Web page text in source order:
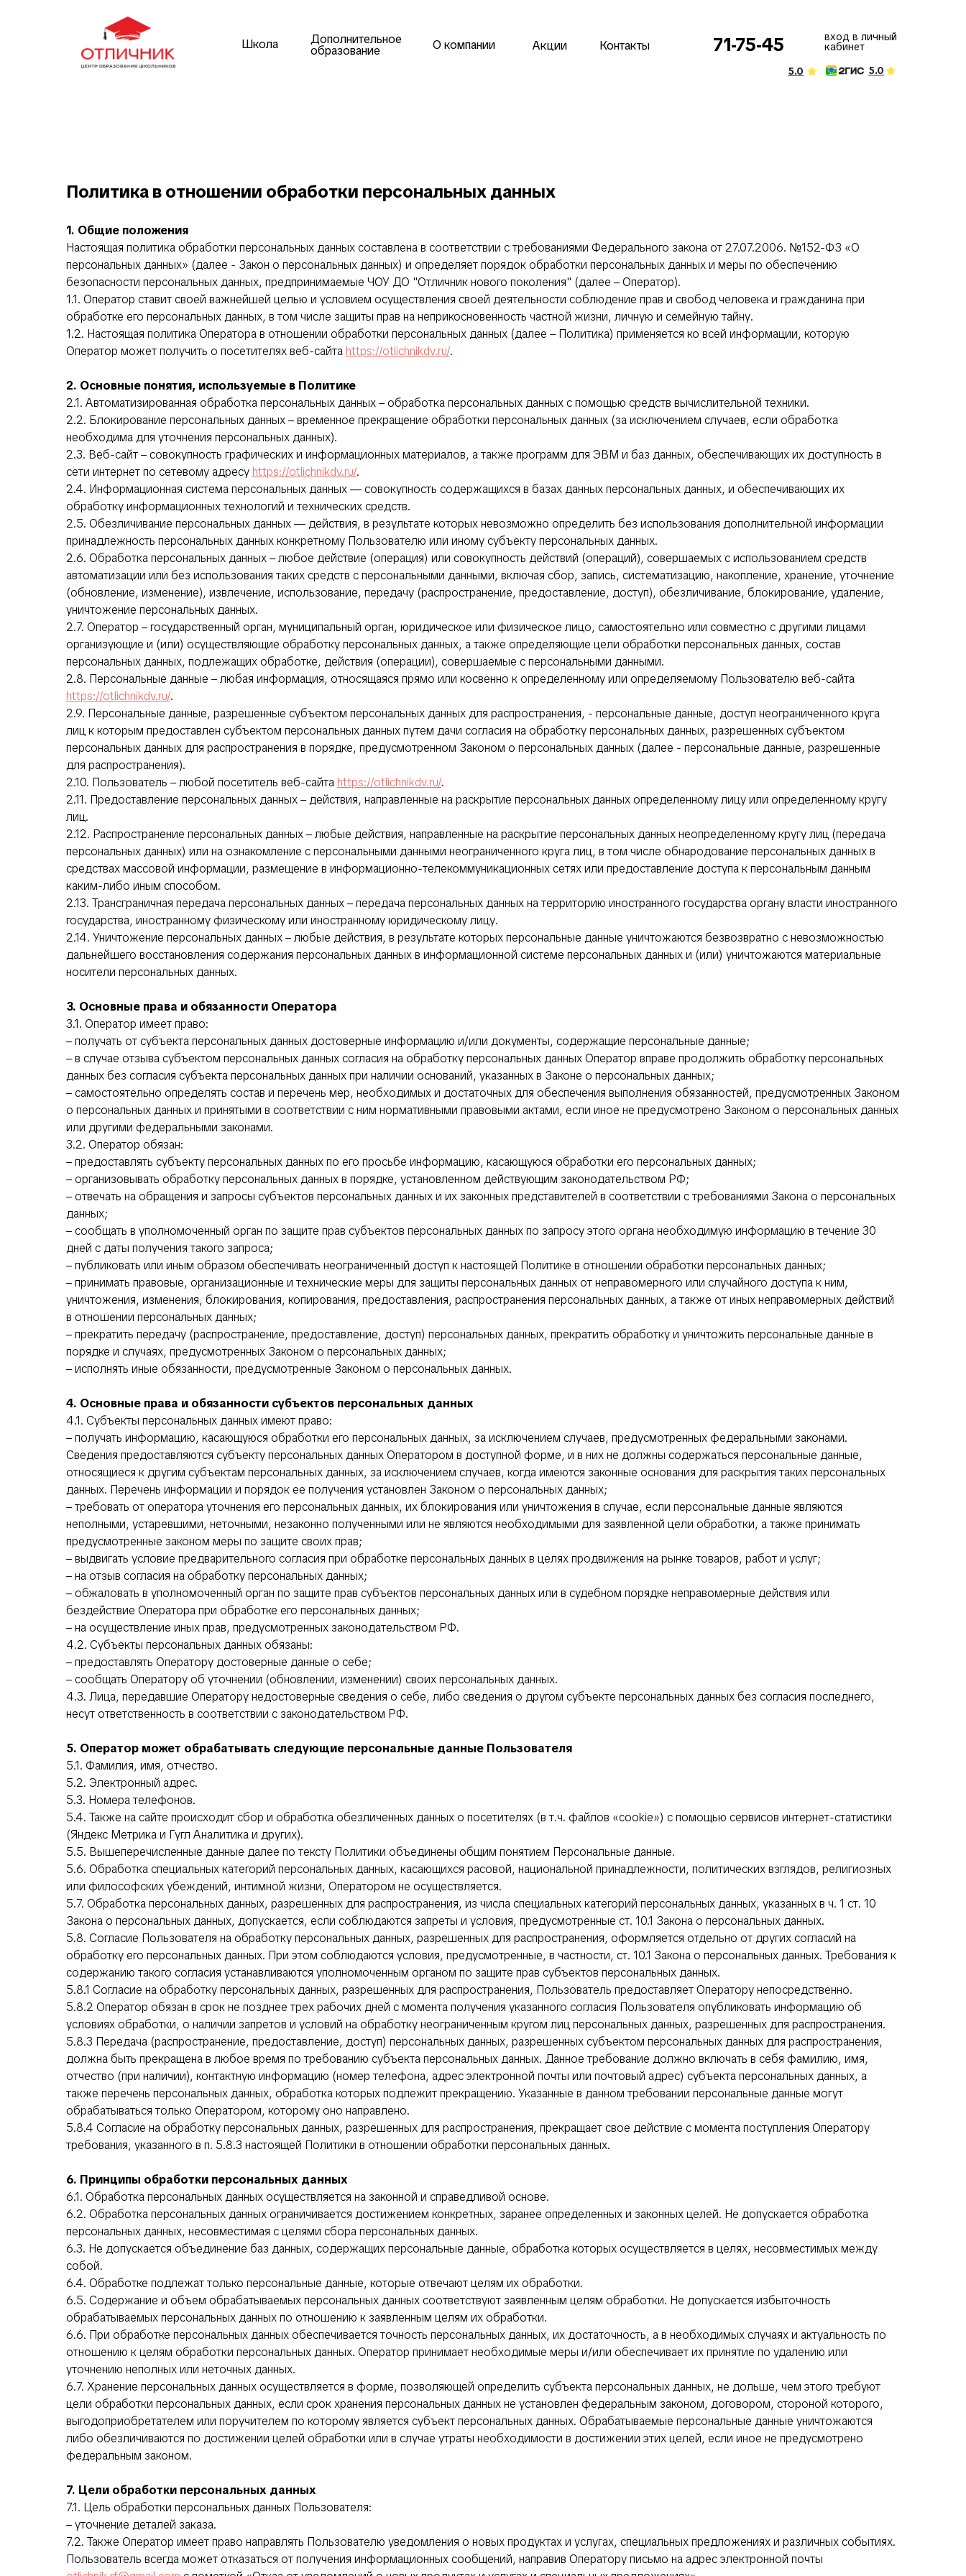
О компании Акции Контакты 71-75-45
Школа Дополнительное
образование
5.0 5.0
вход в личный
кабинет
Политика в отношении обработки персональных данных
1. Общие положения
Настоящая политика обработки персональных данных составлена в соответствии с требованиями Федерального закона от 27.07.2006. №152-ФЗ «О
персональных данных» (далее - Закон о персональных данных) и определяет порядок обработки персональных данных и меры по обеспечению
безопасности персональных данных, предпринимаемые ЧОУ ДО "Отличник нового поколения" (далее – Оператор).
1.1. Оператор ставит своей важнейшей целью и условием осуществления своей деятельности соблюдение прав и свобод человека и гражданина при
обработке его персональных данных, в том числе защиты прав на неприкосновенность частной жизни, личную и семейную тайну.
1.2. Настоящая политика Оператора в отношении обработки персональных данных (далее – Политика) применяется ко всей информации, которую
Оператор может получить о посетителях веб-сайта https://otlichnikdv.ru/.
2. Основные понятия, используемые в Политике
2.1. Автоматизированная обработка персональных данных – обработка персональных данных с помощью средств вычислительной техники.
2.2. Блокирование персональных данных – временное прекращение обработки персональных данных (за исключением случаев, если обработка
необходима для уточнения персональных данных).
2.3. Веб-сайт – совокупность графических и информационных материалов, а также программ для ЭВМ и баз данных, обеспечивающих их доступность в
сети интернет по сетевому адресу https://otlichnikdv.ru/.
2.4. Информационная система персональных данных — совокупность содержащихся в базах данных персональных данных, и обеспечивающих их
обработку информационных технологий и технических средств.
2.5. Обезличивание персональных данных — действия, в результате которых невозможно определить без использования дополнительной информации
принадлежность персональных данных конкретному Пользователю или иному субъекту персональных данных.
2.6. Обработка персональных данных – любое действие (операция) или совокупность действий (операций), совершаемых с использованием средств
автоматизации или без использования таких средств с персональными данными, включая сбор, запись, систематизацию, накопление, хранение, уточнение
(обновление, изменение), извлечение, использование, передачу (распространение, предоставление, доступ), обезличивание, блокирование, удаление,
уничтожение персональных данных.
2.7. Оператор – государственный орган, муниципальный орган, юридическое или физическое лицо, самостоятельно или совместно с другими лицами
организующие и (или) осуществляющие обработку персональных данных, а также определяющие цели обработки персональных данных, состав
персональных данных, подлежащих обработке, действия (операции), совершаемые с персональными данными.
2.8. Персональные данные – любая информация, относящаяся прямо или косвенно к определенному или определяемому Пользователю веб-сайта
https://otlichnikdv.ru/.
2.9. Персональные данные, разрешенные субъектом персональных данных для распространения, - персональные данные, доступ неограниченного круга
лиц к которым предоставлен субъектом персональных данных путем дачи согласия на обработку персональных данных, разрешенных субъектом
персональных данных для распространения в порядке, предусмотренном Законом о персональных данных (далее - персональные данные, разрешенные
для распространения).
2.10. Пользователь – любой посетитель веб-сайта https://otlichnikdv.ru/.
2.11. Предоставление персональных данных – действия, направленные на раскрытие персональных данных определенному лицу или определенному кругу
лиц.
2.12. Распространение персональных данных – любые действия, направленные на раскрытие персональных данных неопределенному кругу лиц (передача
персональных данных) или на ознакомление с персональными данными неограниченного круга лиц, в том числе обнародование персональных данных в
средствах массовой информации, размещение в информационно-телекоммуникационных сетях или предоставление доступа к персональным данным
каким-либо иным способом.
2.13. Трансграничная передача персональных данных – передача персональных данных на территорию иностранного государства органу власти иностранного
государства, иностранному физическому или иностранному юридическому лицу.
2.14. Уничтожение персональных данных – любые действия, в результате которых персональные данные уничтожаются безвозвратно с невозможностью
дальнейшего восстановления содержания персональных данных в информационной системе персональных данных и (или) уничтожаются материальные
носители персональных данных.
3. Основные права и обязанности Оператора
3.1. Оператор имеет право:
– получать от субъекта персональных данных достоверные информацию и/или документы, содержащие персональные данные;
– в случае отзыва субъектом персональных данных согласия на обработку персональных данных Оператор вправе продолжить обработку персональных
данных без согласия субъекта персональных данных при наличии оснований, указанных в Законе о персональных данных;
– самостоятельно определять состав и перечень мер, необходимых и достаточных для обеспечения выполнения обязанностей, предусмотренных Законом
о персональных данных и принятыми в соответствии с ним нормативными правовыми актами, если иное не предусмотрено Законом о персональных данных
или другими федеральными законами.
3.2. Оператор обязан:
– предоставлять субъекту персональных данных по его просьбе информацию, касающуюся обработки его персональных данных;
– организовывать обработку персональных данных в порядке, установленном действующим законодательством РФ;
– отвечать на обращения и запросы субъектов персональных данных и их законных представителей в соответствии с требованиями Закона о персональных
данных;
– сообщать в уполномоченный орган по защите прав субъектов персональных данных по запросу этого органа необходимую информацию в течение 30
дней с даты получения такого запроса;
– публиковать или иным образом обеспечивать неограниченный доступ к настоящей Политике в отношении обработки персональных данных;
– принимать правовые, организационные и технические меры для защиты персональных данных от неправомерного или случайного доступа к ним,
уничтожения, изменения, блокирования, копирования, предоставления, распространения персональных данных, а также от иных неправомерных действий
в отношении персональных данных;
– прекратить передачу (распространение, предоставление, доступ) персональных данных, прекратить обработку и уничтожить персональные данные в
порядке и случаях, предусмотренных Законом о персональных данных;
– исполнять иные обязанности, предусмотренные Законом о персональных данных.
4. Основные права и обязанности субъектов персональных данных
4.1. Субъекты персональных данных имеют право:
– получать информацию, касающуюся обработки его персональных данных, за исключением случаев, предусмотренных федеральными законами.
Сведения предоставляются субъекту персональных данных Оператором в доступной форме, и в них не должны содержаться персональные данные,
относящиеся к другим субъектам персональных данных, за исключением случаев, когда имеются законные основания для раскрытия таких персональных
данных. Перечень информации и порядок ее получения установлен Законом о персональных данных;
– требовать от оператора уточнения его персональных данных, их блокирования или уничтожения в случае, если персональные данные являются
неполными, устаревшими, неточными, незаконно полученными или не являются необходимыми для заявленной цели обработки, а также принимать
предусмотренные законом меры по защите своих прав;
– выдвигать условие предварительного согласия при обработке персональных данных в целях продвижения на рынке товаров, работ и услуг;
– на отзыв согласия на обработку персональных данных;
– обжаловать в уполномоченный орган по защите прав субъектов персональных данных или в судебном порядке неправомерные действия или
бездействие Оператора при обработке его персональных данных;
– на осуществление иных прав, предусмотренных законодательством РФ.
4.2. Субъекты персональных данных обязаны:
– предоставлять Оператору достоверные данные о себе;
– сообщать Оператору об уточнении (обновлении, изменении) своих персональных данных.
4.3. Лица, передавшие Оператору недостоверные сведения о себе, либо сведения о другом субъекте персональных данных без согласия последнего,
несут ответственность в соответствии с законодательством РФ.
5. Оператор может обрабатывать следующие персональные данные Пользователя
5.1. Фамилия, имя, отчество.
5.2. Электронный адрес.
5.3. Номера телефонов.
5.4. Также на сайте происходит сбор и обработка обезличенных данных о посетителях (в т.ч. файлов «cookie») с помощью сервисов интернет-статистики
(Яндекс Метрика и Гугл Аналитика и других).
5.5. Вышеперечисленные данные далее по тексту Политики объединены общим понятием Персональные данные.
5.6. Обработка специальных категорий персональных данных, касающихся расовой, национальной принадлежности, политических взглядов, религиозных
или философских убеждений, интимной жизни, Оператором не осуществляется.
5.7. Обработка персональных данных, разрешенных для распространения, из числа специальных категорий персональных данных, указанных в ч. 1 ст. 10
Закона о персональных данных, допускается, если соблюдаются запреты и условия, предусмотренные ст. 10.1 Закона о персональных данных.
5.8. Согласие Пользователя на обработку персональных данных, разрешенных для распространения, оформляется отдельно от других согласий на
обработку его персональных данных. При этом соблюдаются условия, предусмотренные, в частности, ст. 10.1 Закона о персональных данных. Требования к
содержанию такого согласия устанавливаются уполномоченным органом по защите прав субъектов персональных данных.
5.8.1 Согласие на обработку персональных данных, разрешенных для распространения, Пользователь предоставляет Оператору непосредственно.
5.8.2 Оператор обязан в срок не позднее трех рабочих дней с момента получения указанного согласия Пользователя опубликовать информацию об
условиях обработки, о наличии запретов и условий на обработку неограниченным кругом лиц персональных данных, разрешенных для распространения.
5.8.3 Передача (распространение, предоставление, доступ) персональных данных, разрешенных субъектом персональных данных для распространения,
должна быть прекращена в любое время по требованию субъекта персональных данных. Данное требование должно включать в себя фамилию, имя,
отчество (при наличии), контактную информацию (номер телефона, адрес электронной почты или почтовый адрес) субъекта персональных данных, а
также перечень персональных данных, обработка которых подлежит прекращению. Указанные в данном требовании персональные данные могут
обрабатываться только Оператором, которому оно направлено.
5.8.4 Согласие на обработку персональных данных, разрешенных для распространения, прекращает свое действие с момента поступления Оператору
требования, указанного в п. 5.8.3 настоящей Политики в отношении обработки персональных данных.
6. Принципы обработки персональных данных
6.1. Обработка персональных данных осуществляется на законной и справедливой основе.
6.2. Обработка персональных данных ограничивается достижением конкретных, заранее определенных и законных целей. Не допускается обработка
персональных данных, несовместимая с целями сбора персональных данных.
6.3. Не допускается объединение баз данных, содержащих персональные данные, обработка которых осуществляется в целях, несовместимых между
собой.
6.4. Обработке подлежат только персональные данные, которые отвечают целям их обработки.
6.5. Содержание и объем обрабатываемых персональных данных соответствуют заявленным целям обработки. Не допускается избыточность
обрабатываемых персональных данных по отношению к заявленным целям их обработки.
6.6. При обработке персональных данных обеспечивается точность персональных данных, их достаточность, а в необходимых случаях и актуальность по
отношению к целям обработки персональных данных. Оператор принимает необходимые меры и/или обеспечивает их принятие по удалению или
уточнению неполных или неточных данных.
6.7. Хранение персональных данных осуществляется в форме, позволяющей определить субъекта персональных данных, не дольше, чем этого требуют
цели обработки персональных данных, если срок хранения персональных данных не установлен федеральным законом, договором, стороной которого,
выгодоприобретателем или поручителем по которому является субъект персональных данных. Обрабатываемые персональные данные уничтожаются
либо обезличиваются по достижении целей обработки или в случае утраты необходимости в достижении этих целей, если иное не предусмотрено
федеральным законом.
7. Цели обработки персональных данных
7.1. Цель обработки персональных данных Пользователя:
– уточнение деталей заказа.
7.2. Также Оператор имеет право направлять Пользователю уведомления о новых продуктах и услугах, специальных предложениях и различных событиях.
Пользователь всегда может отказаться от получения информационных сообщений, направив Оператору письмо на адрес электронной почты